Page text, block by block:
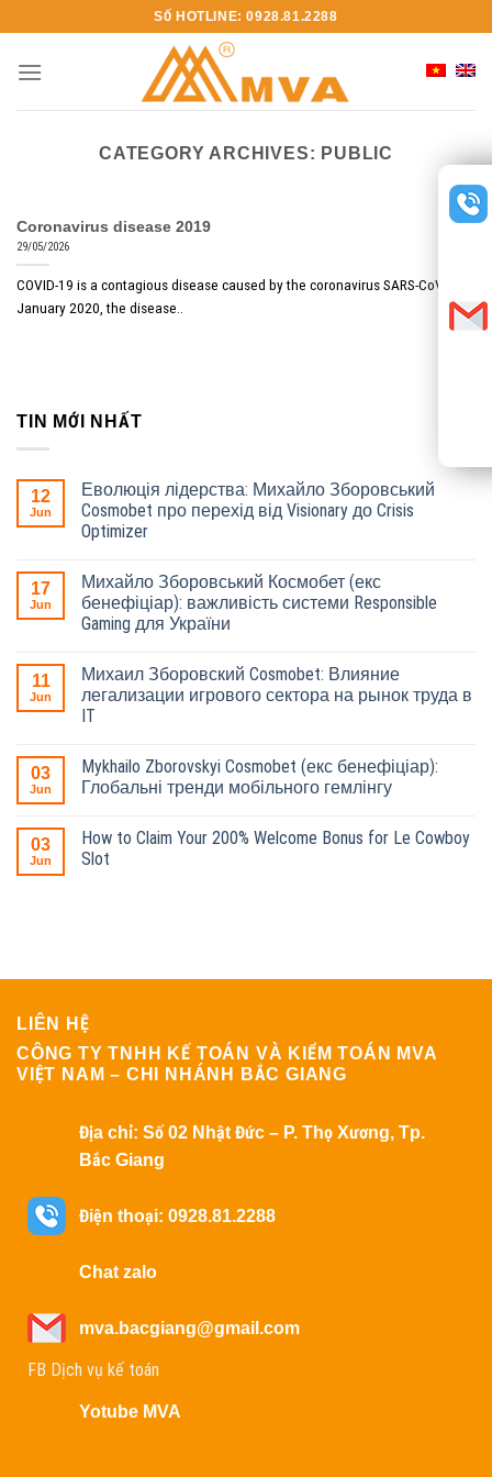
to
content
SỐ HOTLINE: 0928.81.2288
CATEGORY ARCHIVES: PUBLIC
Coronavirus disease 2019
29/05/2026
COVID-19 is a contagious disease caused by the coronavirus SARS-CoV-2. In
January 2020, the disease..
TIN MỚI NHẤT
12
Jun
Еволюція лідерства: Михайло Зборовський
Cosmobet про перехід від Visionary до Crisis
Optimizer
17
Jun
Михайло Зборовський Космобет (екс
бенефіціар): важливість системи Responsible
Gaming для України
11
Jun
Михаил Зборовский Cosmobet: Влияние
легализации игрового сектора на рынок труда в
IT
03
Jun
Mykhailo Zborovskyi Cosmobet (екс бенефіціар):
Глобальні тренди мобільного гемлінгу
03
Jun
How to Claim Your 200% Welcome Bonus for Le Cowboy
Slot
LIÊN HỆ
CÔNG TY TNHH KẾ TOÁN VÀ KIỂM TOÁN MVA
VIỆT NAM – CHI NHÁNH BẮC GIANG
Địa chỉ: Số 02 Nhật Đức – P. Thọ Xương, Tp.
Bắc Giang
Điện thoại: 0928.81.2288
Chat zalo
mva.bacgiang@gmail.com
FB Dịch vụ kế toán
Yotube MVA